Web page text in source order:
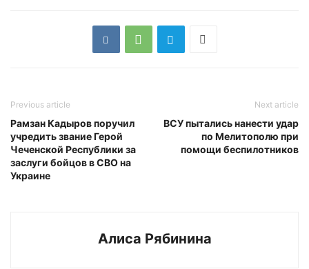
Previous article
Рамзан Кадыров поручил
учредить звание Герой
Чеченской Республики за
заслуги бойцов в СВО на
Украине
Next article
ВСУ пытались нанести удар
по Мелитополю при
помощи беспилотников
Алиса Рябинина